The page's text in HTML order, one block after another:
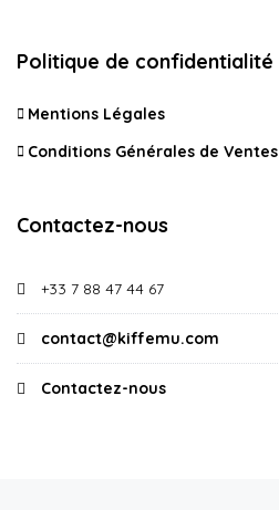
Politique de confidentialité
Mentions Légales
Conditions Générales de Ventes
Contactez-nous
+33 7 88 47 44 67
contact@kiffemu.com
Contactez-nous